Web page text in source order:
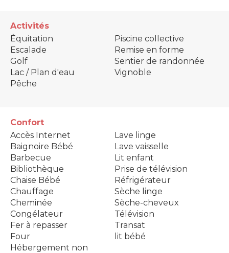
Activités
Équitation
Escalade
Golf
Lac / Plan d'eau
Pêche
Piscine collective
Remise en forme
Sentier de randonnée
Vignoble
Confort
Accès Internet
Baignoire Bébé
Barbecue
Bibliothèque
Chaise Bébé
Chauffage
Cheminée
Congélateur
Fer à repasser
Four
Hébergement non
Lave linge
Lave vaisselle
Lit enfant
Prise de télévision
Réfrigérateur
Sèche linge
Sèche-cheveux
Télévision
Transat
lit bébé